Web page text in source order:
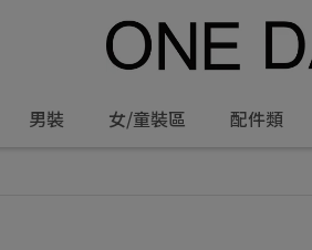
男裝 女/童裝區 配件類